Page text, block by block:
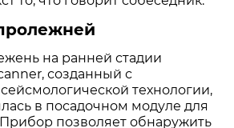
на ранней стадии
созданный с
технологии,
в посадочном модуле для
позволяет обнаружить